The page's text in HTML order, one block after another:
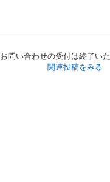
お問い合わせの受付は終了いた
関連投稿をみる